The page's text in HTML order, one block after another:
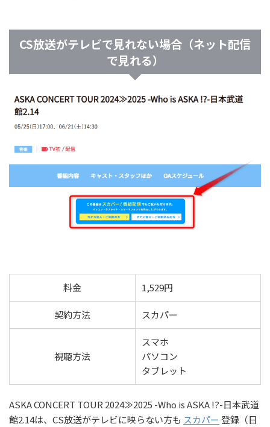
CS放送がテレビで見れない場合（ネット配信
で見れる）
料金 1,529円
契約方法 スカパー
視聴方法
スマホ
パソコン
タブレット
ASKA CONCERT TOUR 2024≫2025 -Who is ASKA !?-日本武道
館2.14は、CS放送がテレビに映らない方も スカパー 登録（日